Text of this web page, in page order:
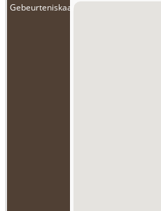
Gebeurteniskaart